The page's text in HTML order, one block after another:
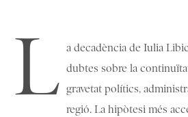
L a decadència de Iulia
dubtes sobre la
gravetat polítics,
regió. La hipòtesi més